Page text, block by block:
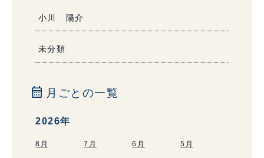
小川 陽介
未分類
calendar_month 月ごとの一覧
2026年
8月 7月 6月 5月